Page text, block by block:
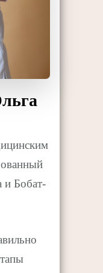
и Бобат-